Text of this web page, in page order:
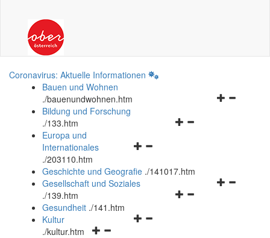
Coronavirus: Aktuelle Informationen
Bauen und Wohnen
./bauenundwohnen.htm
Navigationsmenü
Bildung und Forschung
./133.htm
Navigationsmenü
und
schließen
Europa und
Internationales
./203110.htm
Geschichte und Geografie ./141017.htm
Navigationsmenü
Gesellschaft und Soziales
./139.htm
Navigationsmenü
Gesundheit ./141.htm
Navigationsmenü
Kultur
./kultur.htm